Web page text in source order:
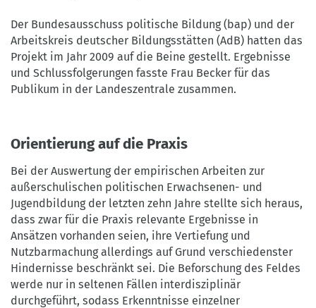
Der Bundesausschuss politische Bildung (bap) und der
Arbeitskreis deutscher Bildungsstätten (AdB) hatten das
Projekt im Jahr 2009 auf die Beine gestellt. Ergebnisse
und Schlussfolgerungen fasste Frau Becker für das
Publikum in der Landeszentrale zusammen.
Orientierung auf die Praxis
Bei der Auswertung der empirischen Arbeiten zur
außerschulischen politischen Erwachsenen- und
Jugendbildung der letzten zehn Jahre stellte sich heraus,
dass zwar für die Praxis relevante Ergebnisse in
Ansätzen vorhanden seien, ihre Vertiefung und
Nutzbarmachung allerdings auf Grund verschiedenster
Hindernisse beschränkt sei. Die Beforschung des Feldes
werde nur in seltenen Fällen interdisziplinär
durchgeführt, sodass Erkenntnisse einzelner